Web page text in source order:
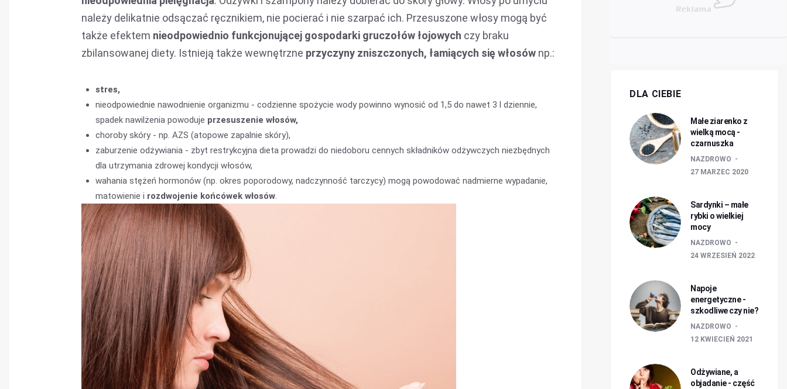
należy delikatnie odsączać ręcznikiem, nie pocierać i nie szarpać ich. Przesuszone włosy mogą być
także efektem nieodpowiednio funkcjonującej gospodarki gruczołów łojowych czy braku
zbilansowanej diety. Istnieją także wewnętrzne przyczyny zniszczonych, łamiących się włosów np.:
stres,
nieodpowiednie nawodnienie organizmu - codzienne spożycie wody powinno wynosić od 1,5 do nawet 3 l dziennie,
spadek nawilżenia powoduje przesuszenie włosów,
choroby skóry - np. AZS (atopowe zapalnie skóry),
zaburzenie odżywiania - zbyt restrykcyjna dieta prowadzi do niedoboru cennych składników odżywczych niezbędnych
dla utrzymania zdrowej kondycji włosów,
wahania stężeń hormonów (np. okres poporodowy, nadczynność tarczycy) mogą powodować nadmierne wypadanie,
matowienie i rozdwojenie końcówek włosów.
DLA CIEBIE
Małe ziarenko z
wielką mocą -
czarnuszka
NAZDROWO
27 MARZEC 2020
Sardynki – małe
rybki o wielkiej
mocy
NAZDROWO
24 WRZESIEŃ 2022
Napoje
energetyczne -
szkodliwe czy nie?
NAZDROWO
12 KWIECIEŃ 2021
Odżywiane, a
objadanie - część